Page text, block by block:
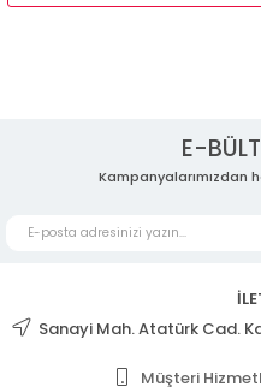
E-
Kampanyalarımızdan
Sanayi Mah. Atatürk Cad.
Müşteri